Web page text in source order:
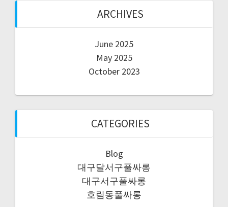
ARCHIVES
June 2025
May 2025
October 2023
CATEGORIES
Blog
대구달서구풀싸롱
대구서구풀싸롱
호림동풀싸롱